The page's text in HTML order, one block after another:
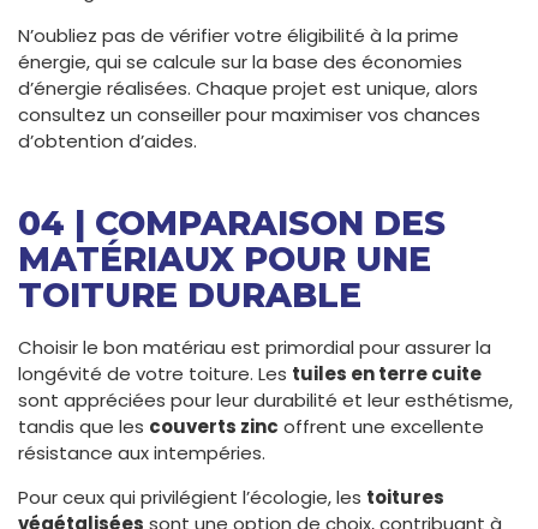
N’oubliez pas de vérifier votre éligibilité à la prime
énergie, qui se calcule sur la base des économies
d’énergie réalisées. Chaque projet est unique, alors
consultez un conseiller pour maximiser vos chances
d’obtention d’aides.
04 | COMPARAISON DES
MATÉRIAUX POUR UNE
TOITURE DURABLE
Choisir le bon matériau est primordial pour assurer la
longévité de votre toiture. Les tuiles en terre cuite
sont appréciées pour leur durabilité et leur esthétisme,
tandis que les couverts zinc offrent une excellente
résistance aux intempéries.
Pour ceux qui privilégient l’écologie, les toitures